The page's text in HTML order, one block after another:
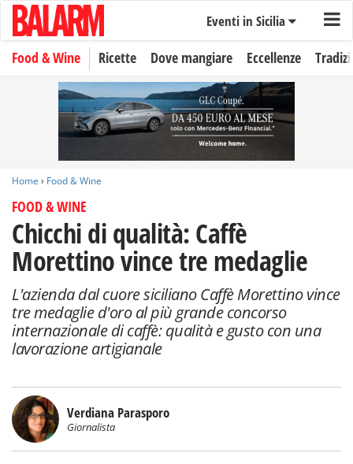
Eventi in Sicilia
Food & Wine Ricette Dove mangiare Eccellenze
Home › Food & Wine
FOOD & WINE
Chicchi di qualità: Caffè
Morettino vince tre medaglie
L'azienda dal cuore siciliano Caffè Morettino vince
tre medaglie d'oro al più grande concorso
internazionale di caffè: qualità e gusto con una
lavorazione artigianale
Verdiana Parasporo
Giornalista